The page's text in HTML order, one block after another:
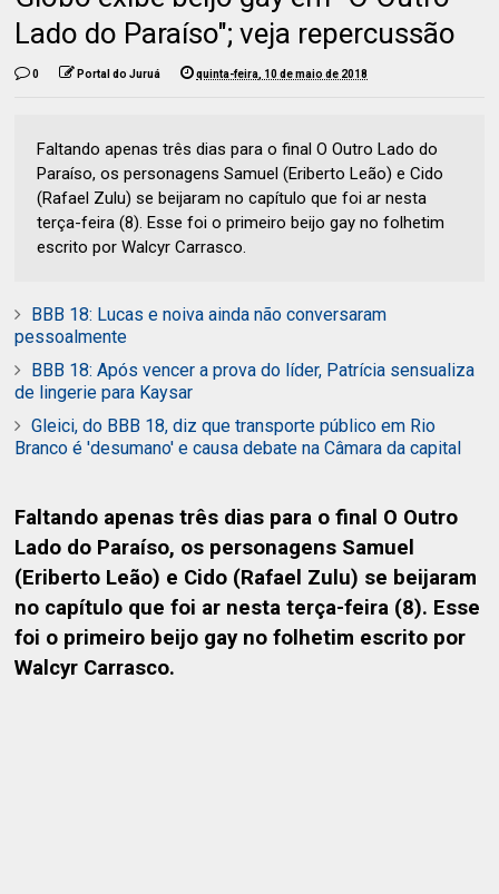
Lado do Paraíso"; veja repercussão
0 Portal do Juruá quinta-feira, 10 de maio de 2018
Faltando apenas três dias para o final O Outro Lado do
Paraíso, os personagens Samuel (Eriberto Leão) e Cido
(Rafael Zulu) se beijaram no capítulo que foi ar nesta
terça-feira (8). Esse foi o primeiro beijo gay no folhetim
escrito por Walcyr Carrasco.
BBB 18: Lucas e noiva ainda não conversaram
pessoalmente
BBB 18: Após vencer a prova do líder, Patrícia sensualiza
de lingerie para Kaysar
Gleici, do BBB 18, diz que transporte público em Rio
Branco é 'desumano' e causa debate na Câmara da capital
Faltando apenas três dias para o final O Outro
Lado do Paraíso, os personagens Samuel
(Eriberto Leão) e Cido (Rafael Zulu) se beijaram
no capítulo que foi ar nesta terça-feira (8). Esse
foi o primeiro beijo gay no folhetim escrito por
Walcyr Carrasco.